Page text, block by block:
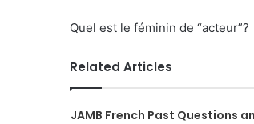
Quel est le féminin de “acteur”?
Related Articles
JAMB French Past Questions